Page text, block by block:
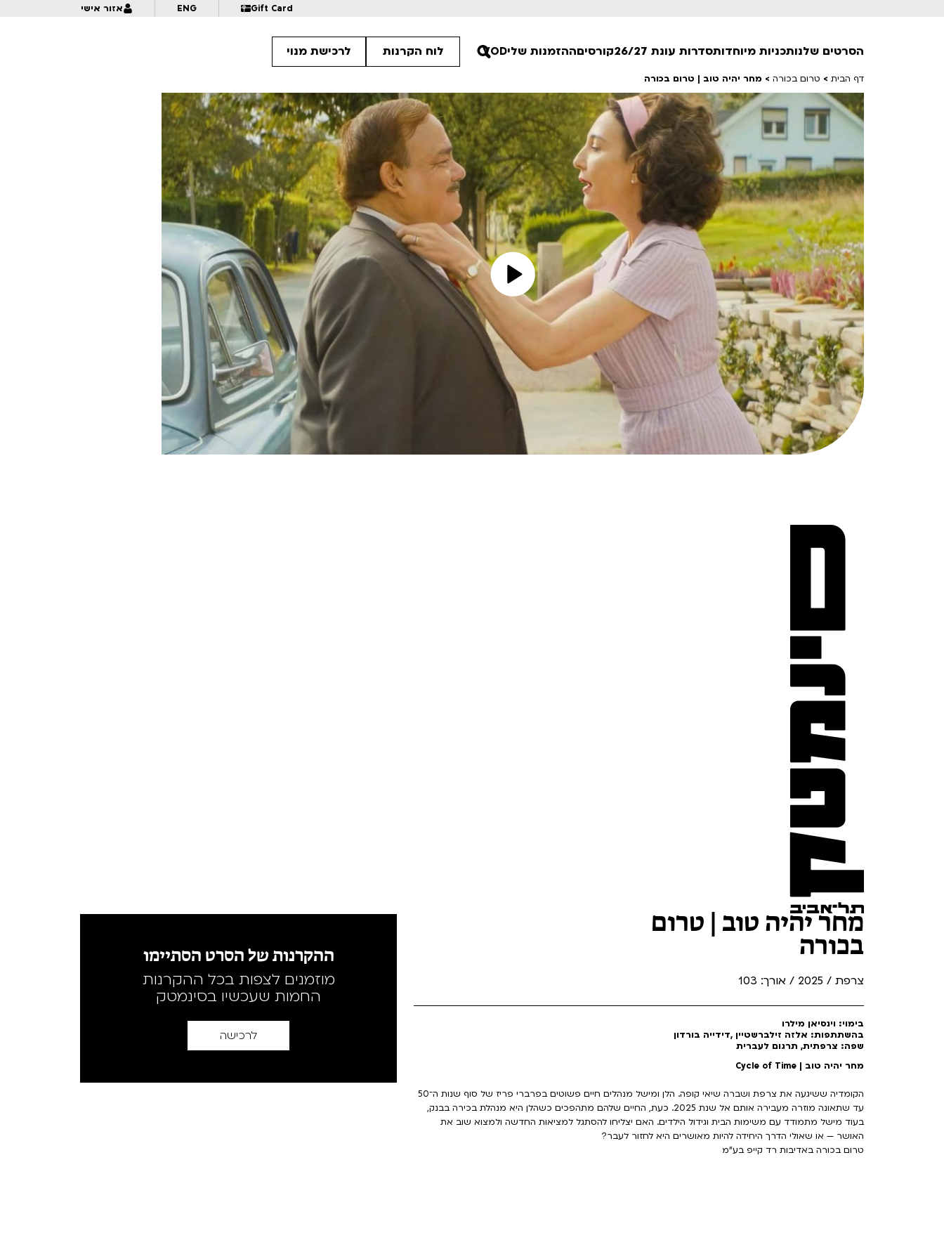
Gift Card
ENG אזור אישי
הסרטים שלנו
חופשי למנויים
טרום בכורה
חדשים
סרט פלוס
לילדים ולכל המשפחה
הקרנות על פופים
מועדון אנגלית לקטנטנים
מועדון אנגלית לכל המשפחה
ראשון בקולנוע
שלישי בשלייקס
אפטר בסינמטק
Teen Screen
קולנוע ישראלי
לפי ימים
הדרכים הלא ידועות
לפרטים
פסטיבל אנימיקס 2026
לפרטים
תכניות מיוחדותסדרות עונת 26/27 קורסיםההזמנות שליVOD לוח הקרנות לרכישת מנוי
דף הבית > טרום בכורה > מחר יהיה טוב | טרום בכורה
מחר יהיה טוב | טרום
בכורה
צרפת / 2025 / אורך: 103
בימוי: וינסיאן מילרו
בהשתתפות: אלזה זילברשטיין ,דידייה בורדון
שפה: צרפתית, תרגום לעברית
מחר יהיה טוב | Cycle of Time
הקומדיה ששיגעה את צרפת ושברה שיאי קופה. הלן ומישל מנהלים חיים פשוטים בפרברי פריז של סוף שנות ה־50
עד שתאונה מוזרה מעבירה אותם אל שנת 2025. כעת, החיים שלהם מתהפכים כשהלן היא מנהלת בכירה בבנק,
בעוד מישל מתמודד עם משימות הבית וגידול הילדים. האם יצליחו להסתגל למציאות החדשה ולמצוא שוב את
האושר — או שאולי הדרך היחידה להיות מאושרים היא לחזור לעבר?
טרום בכורה באדיבות רד קייפ בע"מ
ההקרנות של הסרט הסתיימו
מוזמנים לצפות בכל ההקרנות
החמות שעכשיו בסינמטק
לרכישה